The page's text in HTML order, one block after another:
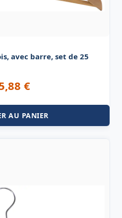
avec barre, set de 25
€
AU PANIER